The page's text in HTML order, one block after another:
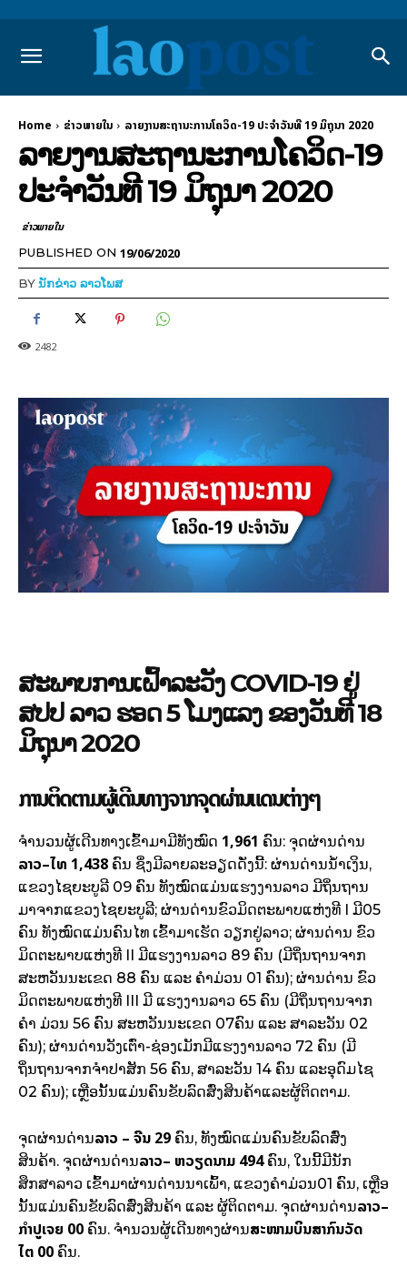
Home ຂ່າວພາຍ​ໃນ ລາຍງານສະຖານະການໂຄວິດ-19 ປະຈໍາວັນທີ 19 ມິຖຸນາ 2020
ລາຍງານສະຖານະການໂຄວິດ-19
ປະຈໍາວັນທີ 19 ມິຖຸນາ 2020
ຂ່າວພາຍ​ໃນ
PUBLISHED ON 19/06/2020
BYນັກຂ່າວ ລາວໂພສ
2482
ສະພາບການເຝົ້າລະວັງ COVID-19 ຢູ່
ສປປ ລາວ ຮອດ 5 ໂມງແລງ ຂອງວັນທີ 18
ມິຖຸນາ 2020
ການຕິດຕາມຜູ້ເດີນທາງຈາກຈຸດຜ່ານແດນຕ່າງໆ
ຈໍານວນຜູ້ເດີນທາງເຂົ້າມາມີທັງໝົດ 1,961 ຄົນ: ຈຸດຜ່ານດ່ານ
ລາວ–ໄທ 1,438 ຄົນ ຊຶ່ງມີລາຍລະອຽດດັ່ງນີ້: ຜ່ານດ່ານນໍ້າເງິນ,
ແຂວງໄຊຍະບູລີ 09 ຄົນ ທັງໝົດແມ່ນແຮງງານລາວ ມີຖິ່ນຖານ
ມາຈາກແຂວງໄຊຍະບູລີ; ຜ່ານດ່ານຂົວມິດຕະພາບແຫ່ງທີ I ມີ05
ຄົນ ທັງໝົດແມ່ນຄົນໄທ ເຂົ້າມາເຮັດ ວຽກຢູ່ລາວ; ຜ່ານດ່ານ ຂົວ
ມິດຕະພາບແຫ່ງທີ II ມີແຮງງານລາວ 89 ຄົນ (ມີຖິ່ນຖານຈາກ
ສະຫວັນນະເຂດ 88 ຄົນ ແລະ ຄໍາມ່ວນ 01 ຄົນ); ຜ່ານດ່ານ ຂົວ
ມິດຕະພາບແຫ່ງທີ III ມີ ແຮງງານລາວ 65 ຄົນ (ມີຖິ່ນຖານຈາກ
ຄໍາ ມ່ວນ 56 ຄົນ ສະຫວັນນະເຂດ 07ຄົນ ແລະ ສາລະວັນ 02
ຄົນ); ຜ່ານດ່ານວັງເຕົ່າ-ຊ່ອງເມັກມີແຮງງານລາວ 72 ຄົນ (ມີ
ຖິ່ນຖານຈາກຈໍາປາສັກ 56 ຄົນ, ສາລະວັນ 14 ຄົນ ແລະອຸດົມໄຊ
02 ຄົນ); ເຫຼືອນັ້ນແມ່ນຄົນຂັບລົດສົ່ງສິນຄ້າແລະຜູ້ຕິດຕາມ.
ຈຸດຜ່ານດ່ານລາວ – ຈີນ 29 ຄົນ, ທັງໝົດແມ່ນຄົນຂັບລົດສົ່ງ
ສິນຄ້າ. ຈຸດຜ່ານດ່ານລາວ– ຫວຽດນາມ 494 ຄົນ, ໃນນີ້ມີນັກ
ສຶກສາລາວ ເຂົ້າມາຜ່ານດ່ານນາເພົ້າ, ແຂວງຄຳມ່ວນ01 ຄົນ, ເຫຼືອ
ນັ້ນແມ່ນຄົນຂັບລົດສົ່ງສິນຄ້າ ແລະ ຜູ້ຕິດຕາມ. ຈຸດຜ່ານດ່ານລາວ–
ກຳປູເຈຍ 00 ຄົນ. ຈຳນວນຜູ້ເດີນທາງຜ່ານສະໜາມບິນສາກົນວັດ
ໄຕ 00 ຄົນ.